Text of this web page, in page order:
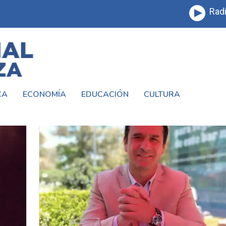
ECONOMÍA EDUCACIÓN CULTURA